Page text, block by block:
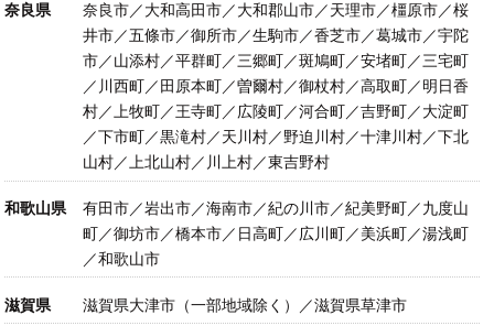
奈良県
奈良市／大和高田市／大和郡山市／天理市／橿原市／桜
井市／五條市／御所市／生駒市／香芝市／葛城市／宇陀
市／山添村／平群町／三郷町／斑鳩町／安堵町／三宅町
／川西町／田原本町／曽爾村／御杖村／高取町／明日香
村／上牧町／王寺町／広陵町／河合町／吉野町／大淀町
／下市町／黒滝村／天川村／野迫川村／十津川村／下北
山村／上北山村／川上村／東吉野村
和歌山県
有田市／岩出市／海南市／紀の川市／紀美野町／九度山
町／御坊市／橋本市／日高町／広川町／美浜町／湯浅町
／和歌山市
滋賀県 滋賀県大津市（一部地域除く）／滋賀県草津市